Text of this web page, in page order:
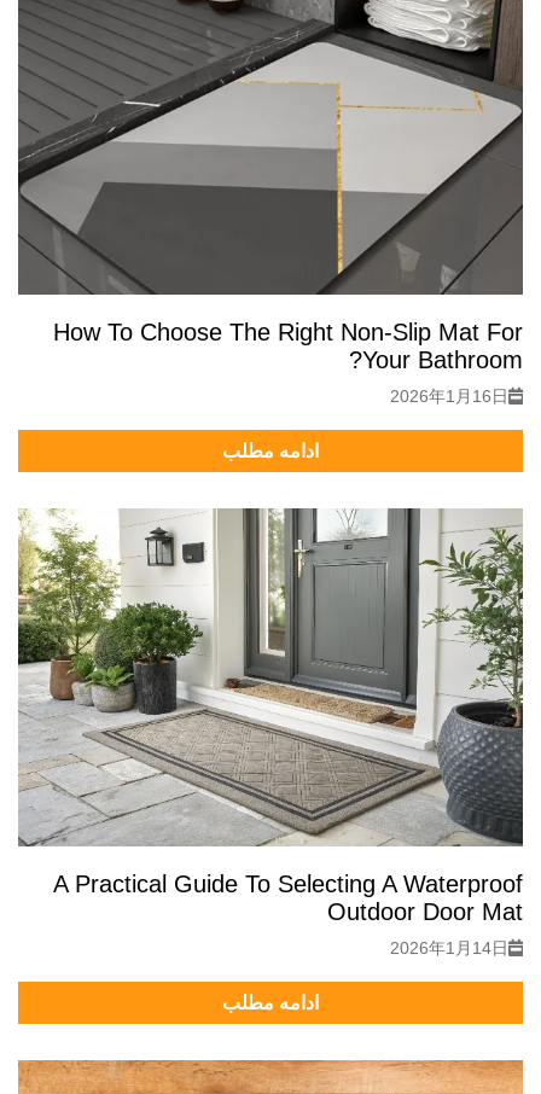
How To Choose The Right Non-Slip Mat For
Your Bathroom?
2026年1月16日
ادامه مطلب
A Practical Guide To Selecting A Waterproof
Outdoor Door Mat
2026年1月14日
ادامه مطلب